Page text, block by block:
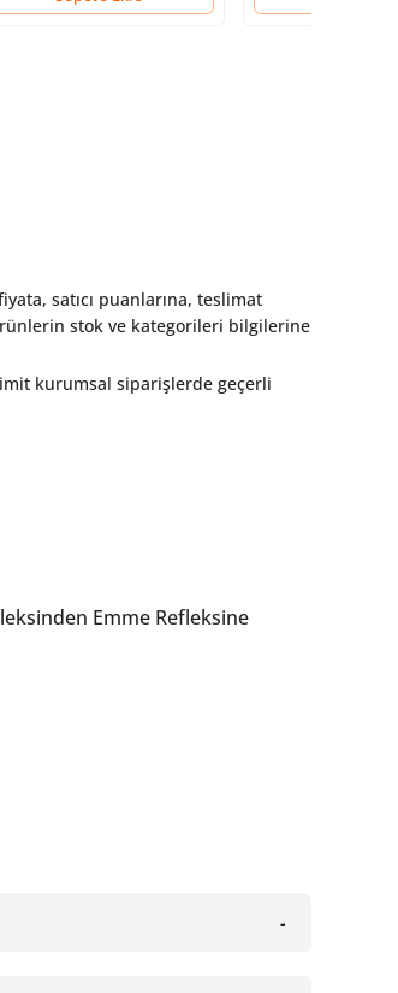
satıcı puanlarına, teslimat
stok ve kategorileri bilgilerine
kurumsal siparişlerde geçerli
Emme Refleksine
-